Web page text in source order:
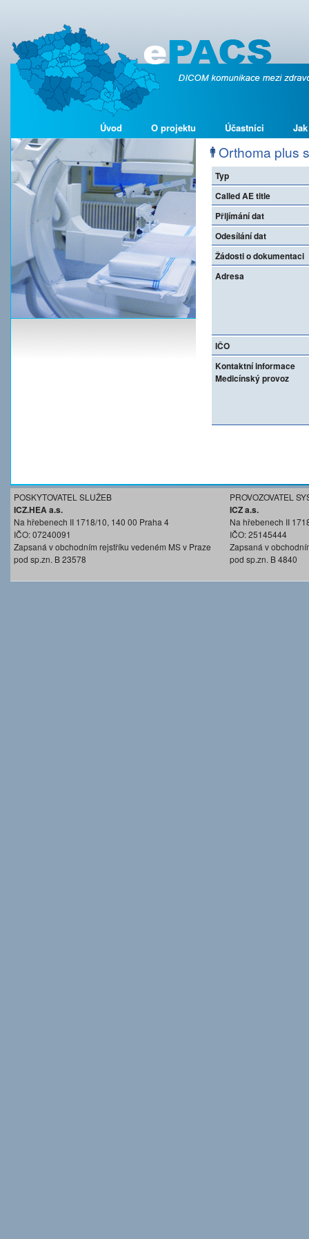
Úvod O projektu Účastníci
Orthoma plus
Typ
Called AE title
Přijímání dat
Odesílání dat
Žádosti o dokumentaci
Adresa
IČO
Kontaktní informace
Medicínský provoz
POSKYTOVATEL SLUŽEB
ICZ.HEA a.s.
Na hřebenech II 1718/10, 140 00 Praha 4
IČO: 07240091
Zapsaná v obchodním rejstříku vedeném MS v Praze
pod sp.zn. B 23578
PROVOZOVATEL
ICZ a.s.
Na hřebenech II
IČO: 25145444
Zapsaná v
pod sp.zn. B 4840